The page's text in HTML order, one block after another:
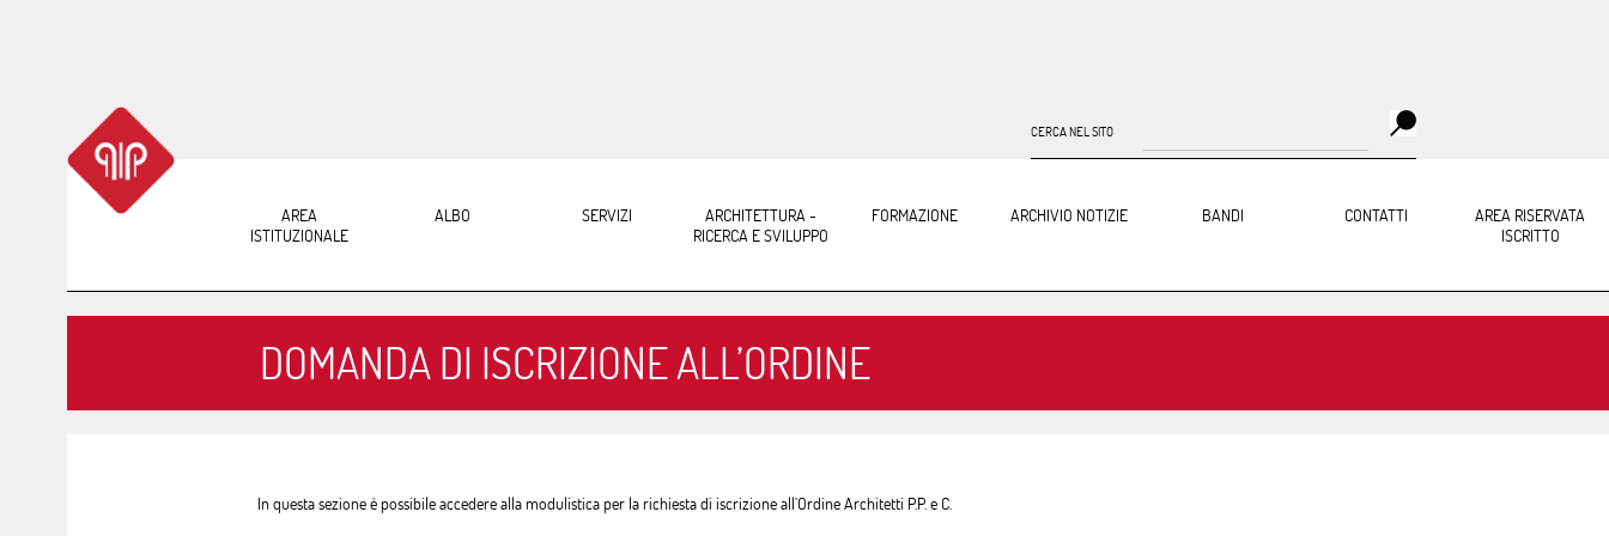
CERCA NEL SITO
AREA
ISTITUZIONALE
ALBO SERVIZI
ARCHITETTURA -
RICERCA E SVILUPPO
FORMAZIONE ARCHIVIO NOTIZIE BANDI CONTATTI
AREA RISERVATA
ISCRITTO
DOMANDA DI ISCRIZIONE ALL’ORDINE
In questa sezione è possibile accedere alla modulistica per la richiesta di iscrizione all’Ordine Architetti P.P. e C.